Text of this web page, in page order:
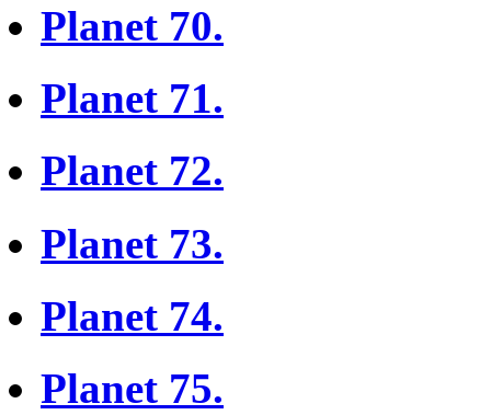
Planet 70.
Planet 71.
Planet 72.
Planet 73.
Planet 74.
Planet 75.